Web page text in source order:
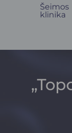
Šeimos
klinika